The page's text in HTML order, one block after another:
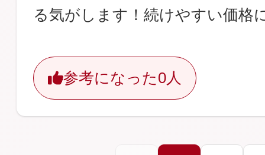
る気がします！続けやすい価格
参考になった0人